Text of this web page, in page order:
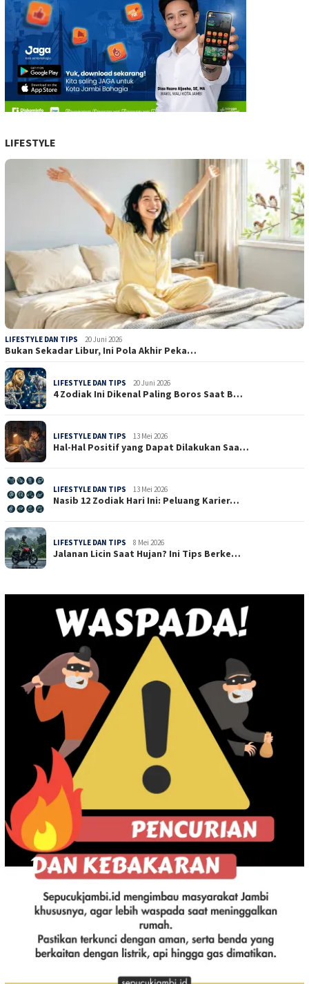
LIFESTYLE
LIFESTYLE DAN TIPS 20 Juni 2026
Bukan Sekadar Libur, Ini Pola Akhir Peka…
LIFESTYLE DAN TIPS 20 Juni 2026
4 Zodiak Ini Dikenal Paling Boros Saat B…
LIFESTYLE DAN TIPS 13 Mei 2026
Hal-Hal Positif yang Dapat Dilakukan Saa…
LIFESTYLE DAN TIPS 13 Mei 2026
Nasib 12 Zodiak Hari Ini: Peluang Karier…
LIFESTYLE DAN TIPS 8 Mei 2026
Jalanan Licin Saat Hujan? Ini Tips Berke…